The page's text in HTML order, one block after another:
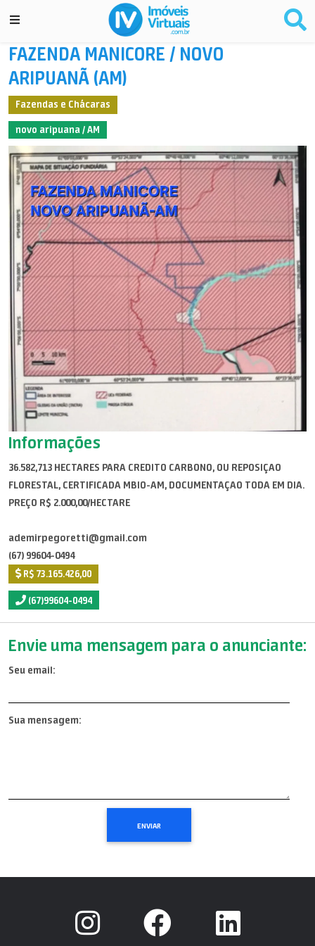
FAZENDA MANICORE / NOVO
ARIPUANÃ (AM)
Fazendas e Chácaras
novo aripuana / AM
Informações
36.582,713 HECTARES PARA CREDITO CARBONO, OU REPOSIÇAO
FLORESTAL, CERTIFICADA MBIO-AM, DOCUMENTAÇAO TODA EM DIA.
PREÇO R$ 2.000,00/HECTARE
ademirpegoretti@gmail.com
(67) 99604-0494
R$ 73.165.426,00
(67)99604-0494
Envie uma mensagem para o anunciante:
Seu email:
Sua mensagem: